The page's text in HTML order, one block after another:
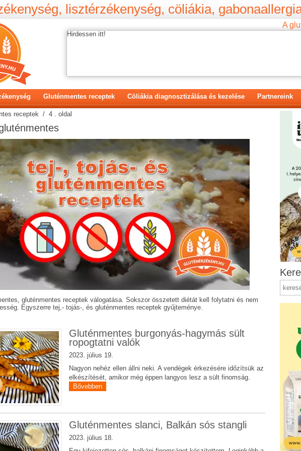
lisztérzékenység, cöliákia,
A
Hirdessen itt!
Gluténmentes receptek Cöliákia diagnosztizálása és kezelése Partnereink
receptek / 4 . oldal
gluténmentes receptek válogatása. Sokszor összetett diétát kell folytatni és nem
Egyszerre tej,- tojás-, és gluténmentes receptek gyűjteménye.
Gluténmentes burgonyás-hagymás sült
ropogtatni valók
2023. július 19.
Nagyon nehéz ellen állni neki. A vendégek érkezésére időzítsük az
elkészítését, amikor még éppen langyos lesz a sült finomság.
Bővebben
Gluténmentes slanci, Balkán sós stangli
2023. július 18.